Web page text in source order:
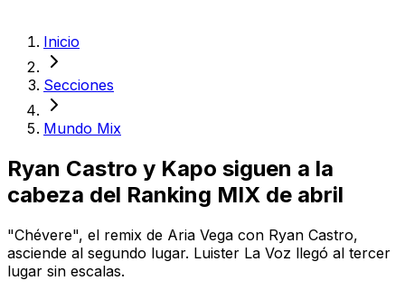
Inicio
Secciones
Mundo Mix
Ryan Castro y Kapo siguen a la
cabeza del Ranking MIX de abril
"Chévere", el remix de Aria Vega con Ryan Castro,
asciende al segundo lugar. Luister La Voz llegó al tercer
lugar sin escalas.